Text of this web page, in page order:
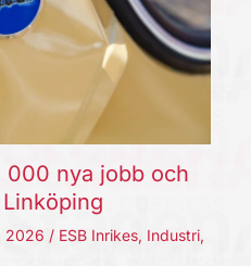
000 nya jobb och
2026 / ESB Inrikes, Industri,